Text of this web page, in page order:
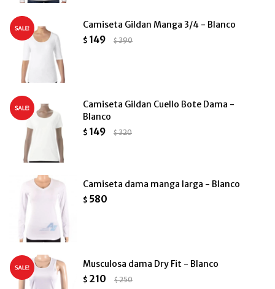
Camiseta Gildan Manga 3/4 - Blanco
$ 149 $390
Camiseta Gildan Cuello Bote Dama -
Blanco
$ 149 $320
Camiseta dama manga larga - Blanco
$ 580
Musculosa dama Dry Fit - Blanco
$ 210 $250